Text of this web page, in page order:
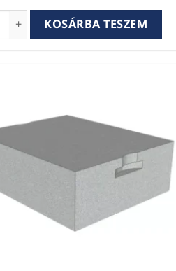
1980 Ft. 1690 Ft.
D300/30 sima falazóelem
KOSÁRBA TESZEM